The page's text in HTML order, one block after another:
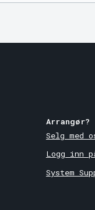
Arrangør?
Selg med
Logg inn
System